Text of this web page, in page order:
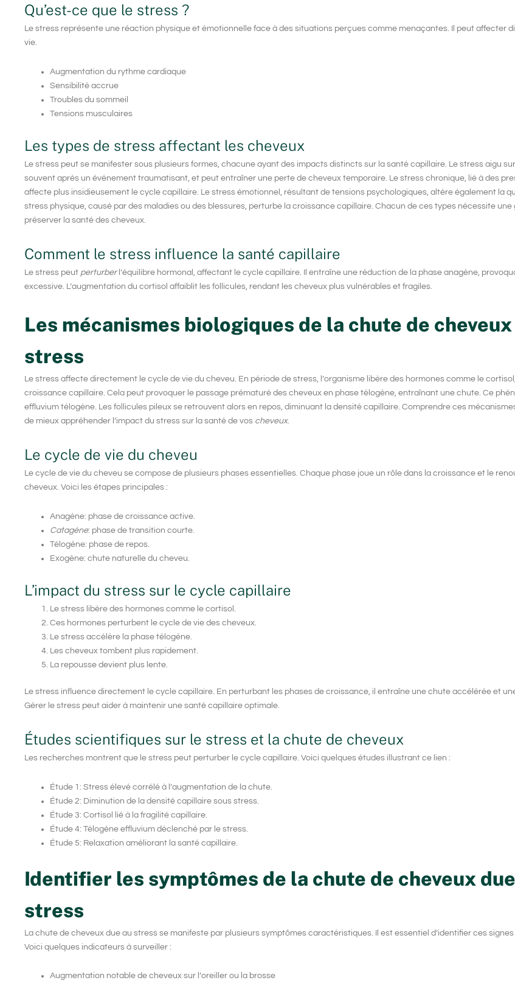
Qu’est-ce que le stress ?
Le stress représente une réaction physique et émotionnelle face à des situations perçues comme menaçantes. Il peut affecter
vie.
Augmentation du rythme cardiaque
Sensibilité accrue
Troubles du sommeil
Tensions musculaires
Les types de stress affectant les cheveux
Le stress peut se manifester sous plusieurs formes, chacune ayant des impacts distincts sur la santé capillaire. Le stress aigu
souvent après un événement traumatisant, et peut entraîner une perte de cheveux temporaire. Le stress chronique, lié à des
affecte plus insidieusement le cycle capillaire. Le stress émotionnel, résultant de tensions psychologiques, altère également la
stress physique, causé par des maladies ou des blessures, perturbe la croissance capillaire. Chacun de ces types nécessite
préserver la santé des cheveux.
Comment le stress influence la santé capillaire
Le stress peut perturberl’équilibre hormonal, affectant le cycle capillaire. Il entraîne une réduction de la phase anagène,
excessive. L’augmentation du cortisol affaiblit les follicules, rendant les cheveux plus vulnérables et fragiles.
Les mécanismes biologiques de la chute de
stress
Le stress affecte directement le cycle de vie du cheveu. En période de stress, l’organisme libère des hormones comme le
croissance capillaire. Cela peut provoquer le passage prématuré des cheveux en phase télogène, entraînant une chute. Ce
effluvium télogène. Les follicules pileux se retrouvent alors en repos, diminuant la densité capillaire. Comprendre ces
de mieux appréhender l’impact du stress sur la santé de vos cheveux.
Le cycle de vie du cheveu
Le cycle de vie du cheveu se compose de plusieurs phases essentielles. Chaque phase joue un rôle dans la croissance et le
cheveux. Voici les étapes principales :
Anagène: phase de croissance active.
Catagène: phase de transition courte.
Télogène: phase de repos.
Exogène: chute naturelle du cheveu.
L’impact du stress sur le cycle capillaire
Le stress libère des hormones comme le cortisol.
Ces hormones perturbent le cycle de vie des cheveux.
Le stress accélère la phase télogène.
Les cheveux tombent plus rapidement.
La repousse devient plus lente.
Le stress influence directement le cycle capillaire. En perturbant les phases de croissance, il entraîne une chute accélérée et
Gérer le stress peut aider à maintenir une santé capillaire optimale.
Études scientifiques sur le stress et la chute de cheveux
Les recherches montrent que le stress peut perturber le cycle capillaire. Voici quelques études illustrant ce lien :
Étude 1: Stress élevé corrélé à l’augmentation de la chute.
Étude 2: Diminution de la densité capillaire sous stress.
Étude 3: Cortisol lié à la fragilité capillaire.
Étude 4: Télogène effluvium déclenché par le stress.
Étude 5: Relaxation améliorant la santé capillaire.
Identifier les symptômes de la chute de cheveux
stress
La chute de cheveux due au stress se manifeste par plusieurs symptômes caractéristiques. Il est essentiel d’identifier ces
Voici quelques indicateurs à surveiller :
Augmentation notable de cheveux sur l’oreiller ou la brosse